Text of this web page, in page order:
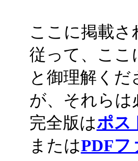
ここに掲載
従って、ここ
と御理解く
が、それらは
完全版はポス
またはPDFフ